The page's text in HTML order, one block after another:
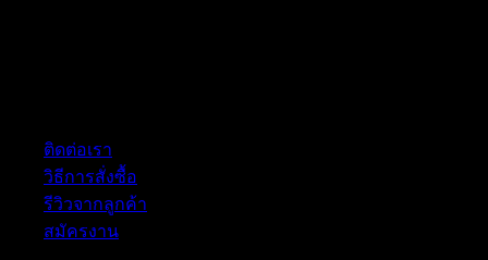
ติดต่อเรา
วิธีการสั่งซื้อ
รีวิวจากลูกค้า
สมัครงาน